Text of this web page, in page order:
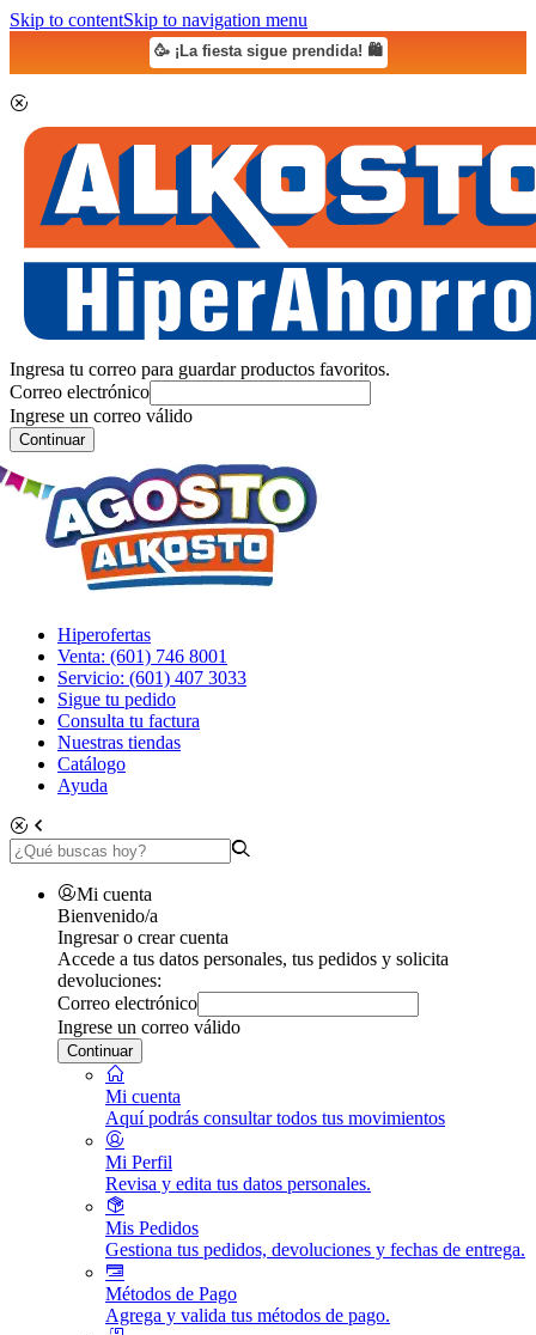
Skip to contentSkip to navigation menu
🥳 ¡La fiesta sigue prendida! 🛍️
Ingresa tu correo para guardar productos favoritos.
Correo electrónico
Ingrese un correo válido
Continuar
Hiperofertas
Venta: (601) 746 8001
Servicio: (601) 407 3033
Sigue tu pedido
Consulta tu factura
Nuestras tiendas
Catálogo
Ayuda
Mi cuenta
Bienvenido/a
Ingresar o crear cuenta
Accede a tus datos personales, tus pedidos y solicita
devoluciones:
Correo electrónico
Ingrese un correo válido
Continuar
Mi cuenta
Aquí podrás consultar todos tus movimientos
Mi Perfil
Revisa y edita tus datos personales.
Mis Pedidos
Gestiona tus pedidos, devoluciones y fechas de entrega.
Métodos de Pago
Agrega y valida tus métodos de pago.